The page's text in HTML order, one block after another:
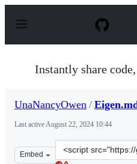
p
Instantly share
UnaNancyOwen /
Last activeAugust 22, 2024 10:44
Embed
Clone
this